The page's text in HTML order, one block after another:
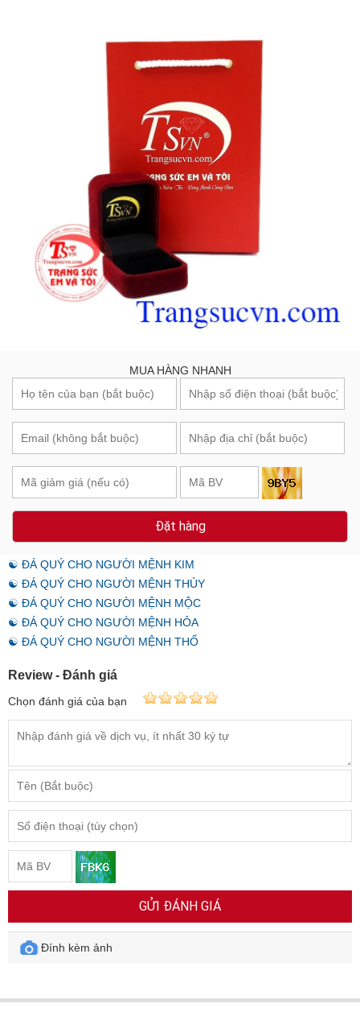
MUA HÀNG NHANH
Đặt hàng
☯ ĐÁ QUÝ CHO NGƯỜI MỆNH KIM
☯ ĐÁ QUÝ CHO NGƯỜI MỆNH THỦY
☯ ĐÁ QUÝ CHO NGƯỜI MỆNH MỘC
☯ ĐÁ QUÝ CHO NGƯỜI MỆNH HỎA
☯ ĐÁ QUÝ CHO NGƯỜI MỆNH THỔ
Review - Đánh giá
Chọn đánh giá của bạn
GỬI ĐÁNH GIÁ
Đính kèm ảnh